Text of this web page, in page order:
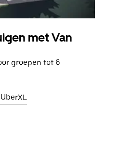
met Van
groepen tot 6